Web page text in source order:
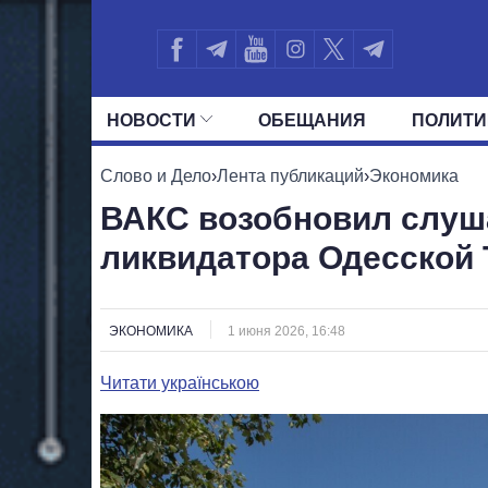
НОВОСТИ ОБЕЩАНИЯ
ВСЕ ПОЛИТИКИ ПРЕЗИДЕНТ И
Слово и Дело›Лента публикаций›Экономика
ВАКС возобновил
ликвидатора
ЭКОНОМИКА 1 июня 2026, 16:48
Читати українською